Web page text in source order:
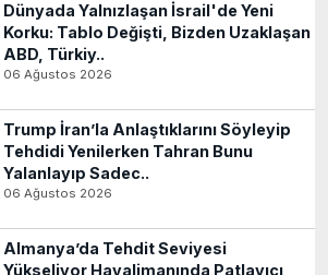
Dünyada Yalnızlaşan İsrail'de Yeni
Korku: Tablo Değişti, Bizden Uzaklaşan
ABD, Türkiy..
06 Ağustos 2026
Trump İran’la Anlaştıklarını Söyleyip
Tehdidi Yenilerken Tahran Bunu
Yalanlayıp Sadec..
06 Ağustos 2026
Almanya’da Tehdit Seviyesi
Yükseliyor Havalimanında Patlayıcı